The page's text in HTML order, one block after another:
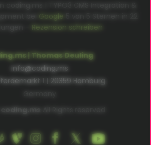
| Thomas Deuling
info@coding.ms
1 | 20359 Hamburg
coding.ms
coding.ms | TYPO3 CMS Integration &
Google
– Rezension schreiben